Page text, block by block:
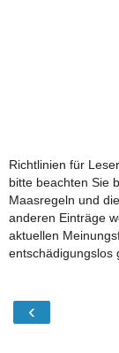
Richtlinien für
bitte beachten Sie
Maasregeln und
anderen Einträge
aktuellen
entschädigungslos
‹